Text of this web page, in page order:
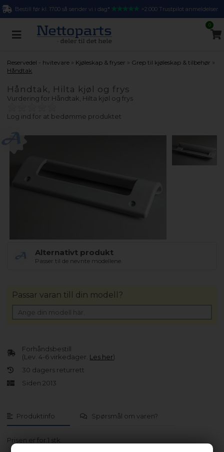
Bestill før kl. 17.00 så sender vi i dag* >2.000 Trustpilot anmeldelser
0
Reservedel - hvitevare » Kjøleskap & fryser » Grep til kjøleskap & tilbehør »
Håndtak
Håndtak, Hilta kjøl og frys
Vurdering for Håndtak, Hilta kjøl og frys
Log ind for at bedømme produktet
Alternativt produkt
Passer til de nevnte modellene.
Produktinfo Spørsmål om varen?
Prisen er for 1 stk.
Forhåndsbestill
(Lev. 4-6 virkedager. Les her)
30 dagers returrett
Siden 2013
Passar varan till din modell?